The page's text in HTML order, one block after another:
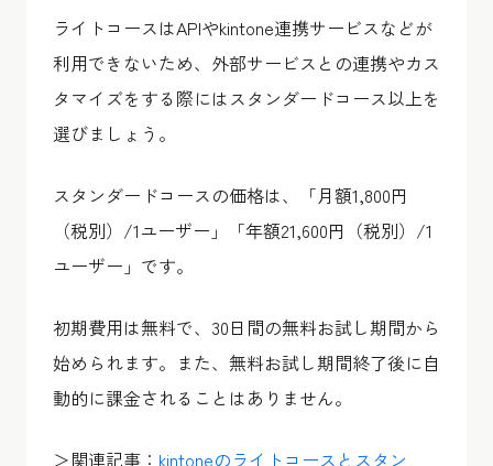
ライトコースはAPIやkintone連携サービスなどが
利用できないため、外部サービスとの連携やカス
タマイズをする際にはスタンダードコース以上を
選びましょう。
スタンダードコースの価格は、「月額1,800円
（税別）/1ユーザー」「年額21,600円（税別）/1
ユーザー」です。
初期費用は無料で、30日間の無料お試し期間から
始められます。また、無料お試し期間終了後に自
動的に課金されることはありません。
＞関連記事： kintoneのライトコースとスタン